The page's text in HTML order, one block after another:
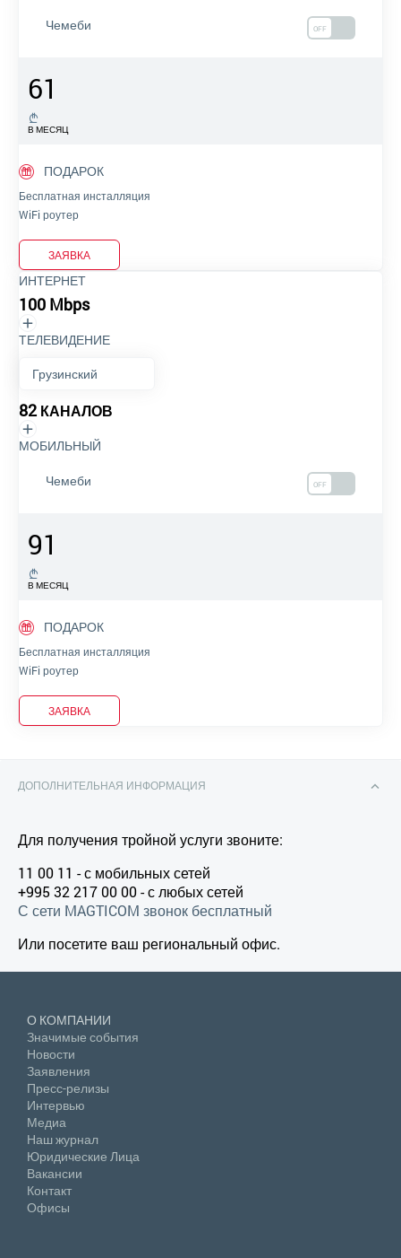
Чемеби OFF
61
В МЕСЯЦ
ПОДАРОК
Бесплатная инсталляция
WiFi роутер
ЗАЯВКА
ИНТЕРНЕТ
100 Mbps
ТЕЛЕВИДЕНИЕ
82 КАНАЛОВ
МОБИЛЬНЫЙ
Чемеби OFF
91
В МЕСЯЦ
ПОДАРОК
Бесплатная инсталляция
WiFi роутер
ЗАЯВКА
ДОПОЛНИТЕЛЬНАЯ ИНФОРМАЦИЯ
Для получения тройной услуги звоните:
11 00 11 - с мобильных сетей
+995 32 217 00 00 - с любых сетей
С сети MAGTICOM звонок бесплатный
Или посетите ваш региональный офис.
О КОМПАНИИ
Значимые события
Новости
Заявления
Пресс-релизы
Интервью
Медиа
Наш журнал
Юридические Лица
Вакансии
Контакт
Офисы